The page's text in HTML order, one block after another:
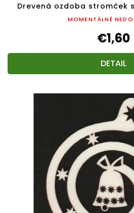
Drevená ozdoba stromček
MOMENTÁLNĚ
€1,60
DETAIL